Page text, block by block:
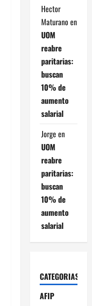
Hector
Maturano en
UOM
reabre
paritarias:
buscan
10% de
aumento
salarial
Jorge en
UOM
reabre
paritarias:
buscan
10% de
aumento
salarial
CATEGORIAS
AFIP